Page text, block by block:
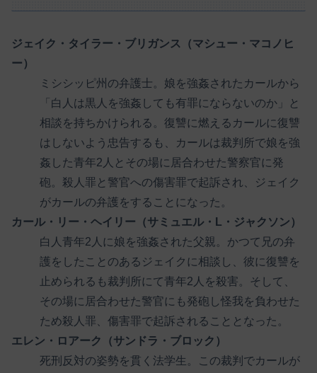
ジェイク・タイラー・ブリガンス（マシュー・マコノヒ
ー）
ミシシッピ州の弁護士。娘を強姦されたカールから
「白人は黒人を強姦しても有罪にならないのか」と
相談を持ちかけられる。復讐に燃えるカールに復讐
はしないよう忠告するも、カールは裁判所で娘を強
姦した青年2人とその場に居合わせた警察官に発
砲。殺人罪と警官への傷害罪で起訴され、ジェイク
がカールの弁護をすることになった。
カール・リー・ヘイリー（サミュエル・L・ジャクソン）
白人青年2人に娘を強姦された父親。かつて兄の弁
護をしたことのあるジェイクに相談し、彼に復讐を
止められるも裁判所にて青年2人を殺害。そして、
その場に居合わせた警官にも発砲し怪我を負わせた
ため殺人罪、傷害罪で起訴されることとなった。
エレン・ロアーク（サンドラ・ブロック）
死刑反対の姿勢を貫く法学生。この裁判でカールが